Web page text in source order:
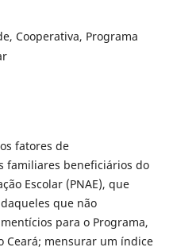
Cooperativa, Programa
fatores de
familiares beneficiários do
Escolar (PNAE), que
que não
para o Programa,
Ceará; mensurar um índice